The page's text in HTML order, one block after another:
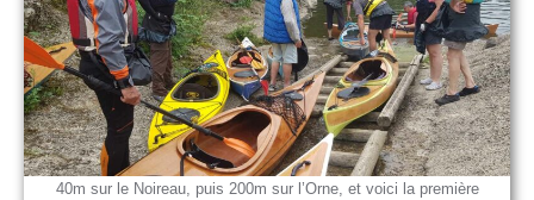
40m sur le Noireau, puis 200m sur l’Orne, et voici la première